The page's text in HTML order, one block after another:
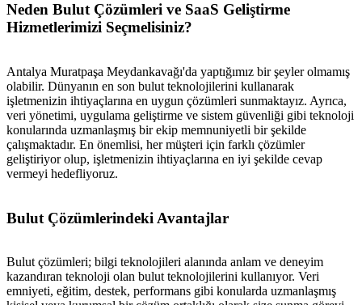
Neden Bulut Çözümleri ve SaaS Geliştirme
Hizmetlerimizi Seçmelisiniz?
Antalya Muratpaşa Meydankavağı'da yaptığımız bir şeyler olmamış
olabilir. Dünyanın en son bulut teknolojilerini kullanarak
işletmenizin ihtiyaçlarına en uygun çözümleri sunmaktayız. Ayrıca,
veri yönetimi, uygulama geliştirme ve sistem güvenliği gibi teknoloji
konularında uzmanlaşmış bir ekip memnuniyetli bir şekilde
çalışmaktadır. En önemlisi, her müşteri için farklı çözümler
geliştiriyor olup, işletmenizin ihtiyaçlarına en iyi şekilde cevap
vermeyi hedefliyoruz.
Bulut Çözümlerindeki Avantajlar
Bulut çözümleri; bilgi teknolojileri alanında anlam ve deneyim
kazandıran teknoloji olan bulut teknolojilerini kullanıyor. Veri
emniyeti, eğitim, destek, performans gibi konularda uzmanlaşmış